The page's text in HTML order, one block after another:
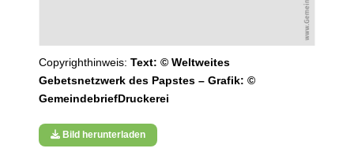
Copyrighthinweis:Text: © Weltweites
Gebetsnetzwerk des Papstes – Grafik: ©
GemeindebriefDruckerei
Bild herunterladen